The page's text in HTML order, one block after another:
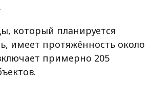
который планируется
имеет протяжённость около
примерно 205